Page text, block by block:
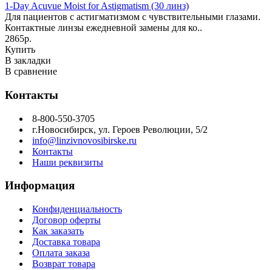
1-Day Acuvue Moist for Astigmatism (30 линз)
Для пациентов с астигматизмом с чувствительными глазами.
Контактные линзы ежедневной замены для ко..
2865р.
Купить
В закладки
В сравнение
Контакты
8-800-550-3705
г.Новосибирск, ул. Героев Революции, 5/2
info@linzivnovosibirske.ru
Контакты
Наши реквизиты
Информация
Конфиденциальность
Договор оферты
Как заказать
Доставка товара
Оплата заказа
Возврат товара